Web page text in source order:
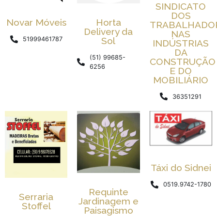
Novar Móveis
51999461787
Horta
Delivery da
Sol
(51) 99685-
6256
SINDICATO
DOS
NAS
INDÚSTRIAS
DA
CONSTRUÇÃO
E DO
MOBILIÁRIO
36351291
Serraria
Stoffel
Requinte
Jardinagem e
Paisagismo
Táxi do Sidnei
0519.9742-1780